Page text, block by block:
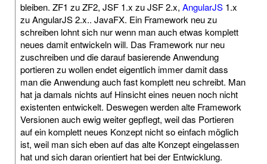
bleiben. ZF1 zu ZF2, JSF 1.x zu JSF 2.x, AngularJS 1.x
zu AngularJS 2.x.. JavaFX. Ein Framework neu zu
schreiben lohnt sich nur wenn man auch etwas komplett
neues damit entwickeln will. Das Framework nur neu
zuschreiben und die darauf basierende Anwendung
portieren zu wollen endet eigentlich immer damit dass
man die Anwendung auch fast komplett neu schreibt. Man
hat ja damals nichts auf Hinsicht eines neuen noch nicht
existenten entwickelt. Deswegen werden alte Framework
Versionen auch ewig weiter gepflegt, weil das Portieren
auf ein komplett neues Konzept nicht so einfach möglich
ist, weil man sich eben auf das alte Konzept eingelassen
hat und sich daran orientiert hat bei der Entwicklung.